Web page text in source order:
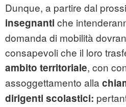
Dunque, a partire dal
insegnanti che
domanda di mobilità
consapevoli che il loro
ambito territoriale, con
assoggettamento alla
dirigenti scolastici: